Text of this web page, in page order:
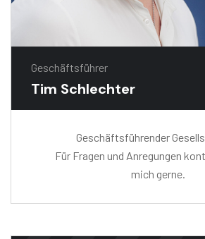
Geschäftsführer
Tim Schlechter
Geschäftsführender
Für Fragen und Anregungen
mich gerne.